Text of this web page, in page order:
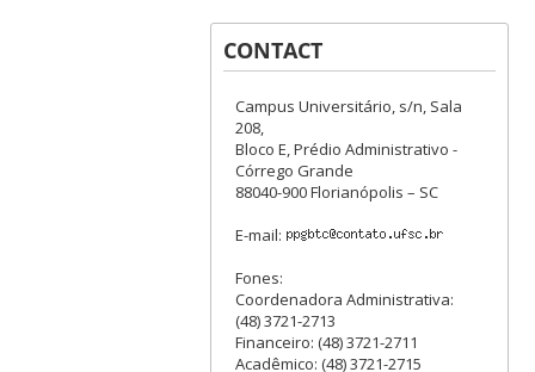
CONTACT
Campus Universitário, s/n, Sala
208,
Bloco E, Prédio Administrativo -
Córrego Grande
88040-900 Florianópolis – SC
E-mail:
Fones:
Coordenadora Administrativa:
(48) 3721-2713
Financeiro: (48) 3721-2711
Acadêmico: (48) 3721-2715